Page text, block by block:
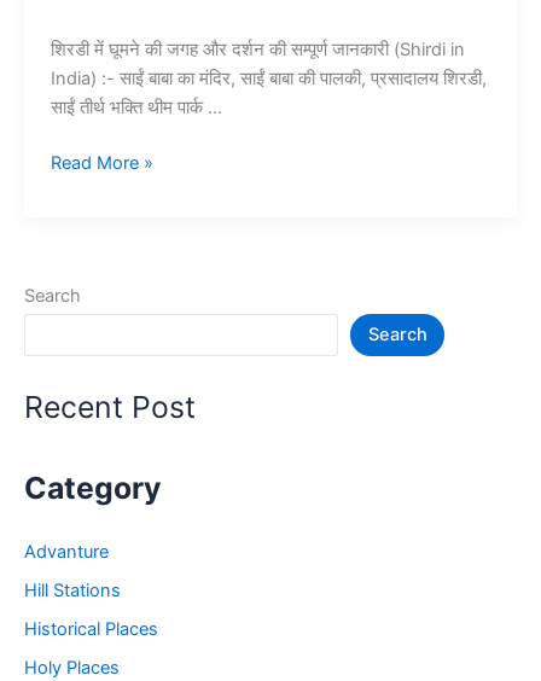
शिरडी में घूमने की जगह और दर्शन की सम्पूर्ण जानकारी (Shirdi in
India) :- साईं बाबा का मंदिर, साईं बाबा की पालकी, प्रसादालय शिरडी,
साईं तीर्थ भक्ति थीम पार्क …
शिरडी
और
जानकारी
Shirdi
Read More »
Search
Search
Recent Post
Category
Advanture
Hill Stations
Historical Places
Holy Places